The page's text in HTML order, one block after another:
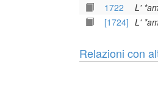
1722
L'
[1724] L'
Relazioni con